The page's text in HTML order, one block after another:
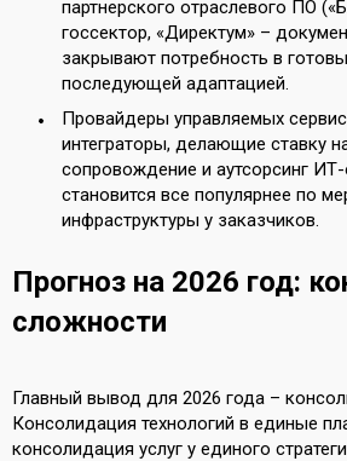
партнерского отраслевого ПО
госсектор, «Директум» –
закрывают потребность в
последующей адаптацией.
Провайдеры управляемых
интеграторы, делающие ставку
сопровождение и аутсорсинг
становится все популярнее по
инфраструктуры у заказчиков.
Прогноз на 2026 год:
сложности
Главный вывод для 2026 года –
Консолидация технологий в единые
консолидация услуг у единого